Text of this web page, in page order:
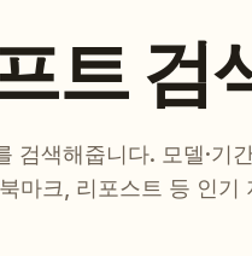
트 검
검색해줍니다. 모델·기간
마크, 리포스트 등 인기